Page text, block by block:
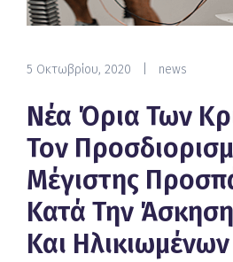
5 Οκτωβρίου, 2020 news
Νέα Όρια Των
Τον
Μέγιστης
Κατά Την
Και Ηλικιωμένων